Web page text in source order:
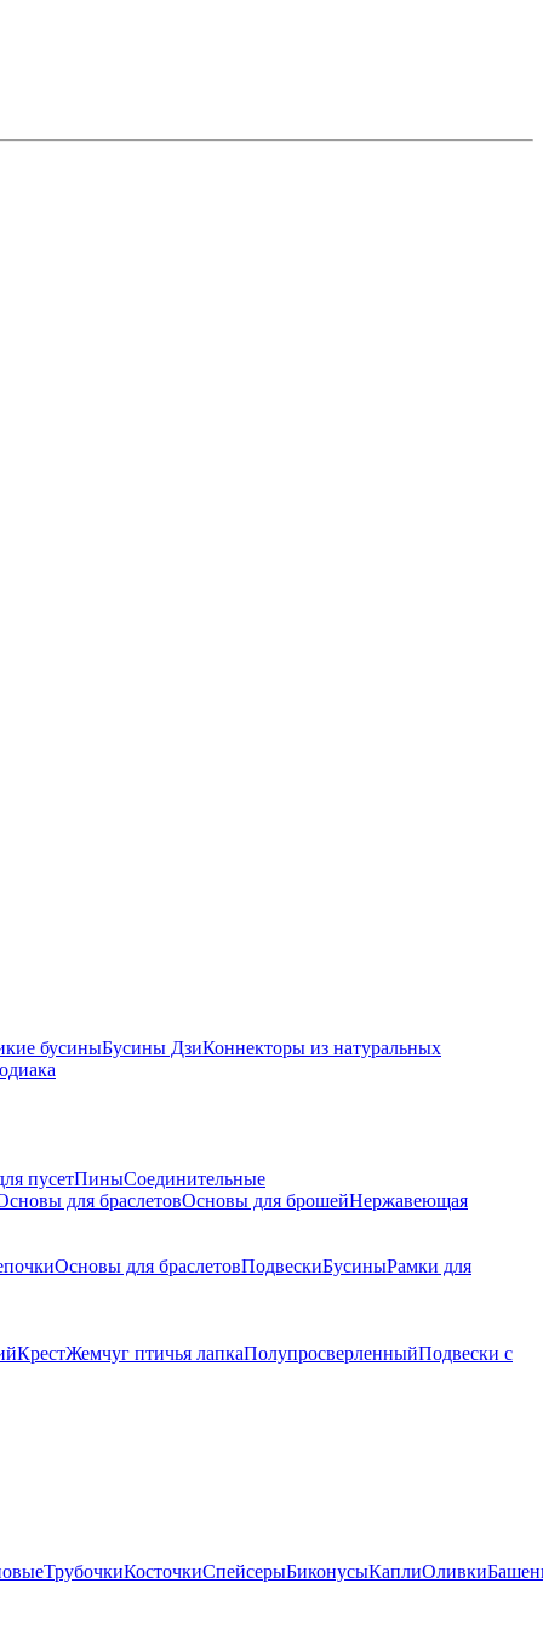
бусиныБусины ДзиКоннекторы из натуральных
пусетПиныСоединительные
для браслетовОсновы для брошейНержавеющая
Основы для браслетовПодвескиБусиныРамки для
КрестЖемчуг птичья лапкаПолупросверленныйПодвески с
ТрубочкиКосточкиСпейсерыБиконусыКаплиОливки